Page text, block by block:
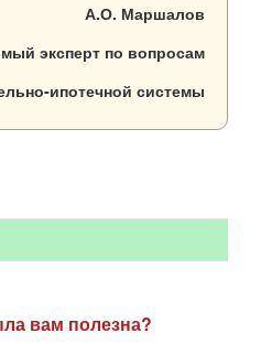
А.О. Маршалов
эксперт по вопросам
ипотечной системы
вам полезна?